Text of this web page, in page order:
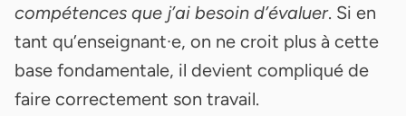
compétences que j’ai besoin d’évaluer. Si en
tant qu’enseignant·e, on ne croit plus à cette
base fondamentale, il devient compliqué de
faire correctement son travail.